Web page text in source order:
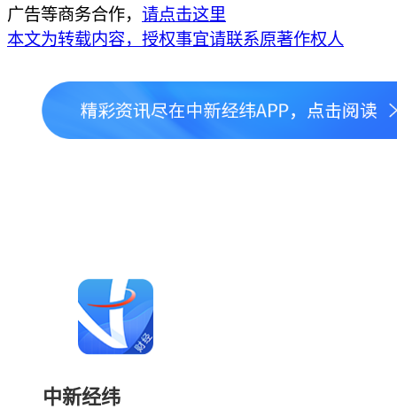
广告等商务合作， 请点击这里
本文为转载内容，授权事宜请联系原著作权人
中新经纬